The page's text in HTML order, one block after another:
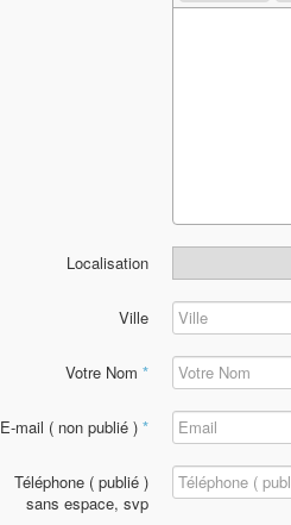
Localisation
Ville
Votre Nom *
E-mail ( non publié ) *
Téléphone ( publié )
sans espace, svp